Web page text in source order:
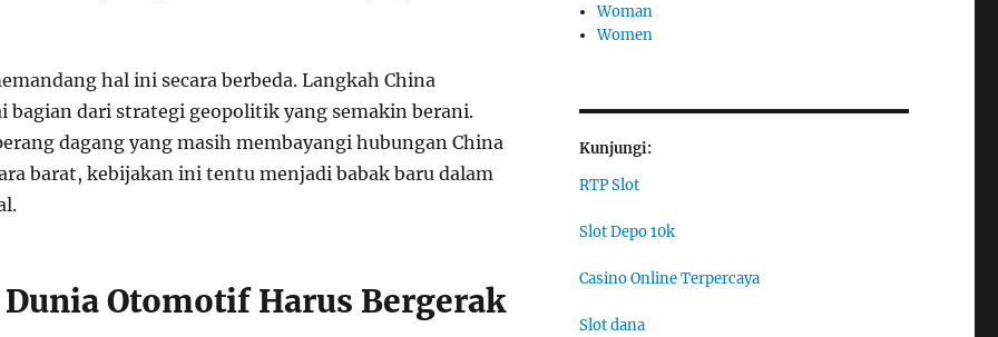
hal ini secara berbeda. Langkah China
bagian dari strategi geopolitik yang semakin berani.
dagang yang masih membayangi hubungan China
barat, kebijakan ini tentu menjadi babak baru dalam
Otomotif Harus Bergerak
Woman
Women
Kunjungi:
RTP Slot
Slot Depo 10k
Casino Online Terpercaya
Slot dana